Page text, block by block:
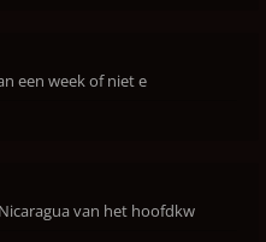
een week of niet e
van het hoofdkw